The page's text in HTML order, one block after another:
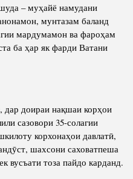
– муҳайё намудани
мунтазам баланд
мардумамон ва фароҳам
ба ҳар як фарди Ватани
дар доираи нақшаи корҳои
сазовори 35-солагии
корхонаҳои давлатӣ,
шахсони саховатпеша
вусъати тоза пайдо карданд.